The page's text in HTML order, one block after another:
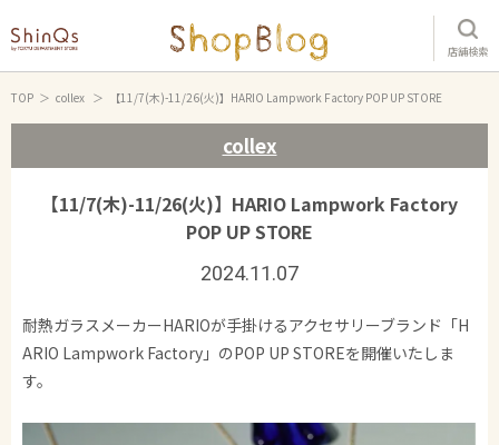
店舗検索
TOP collex 【11/7(木)-11/26(火)】HARIO Lampwork Factory POP UP STORE
collex
【11/7(木)-11/26(火)】HARIO Lampwork Factory
POP UP STORE
2024.11.07
耐熱ガラスメーカーHARIOが手掛けるアクセサリーブランド「H
ARIO Lampwork Factory」のPOP UP STOREを開催いたしま
す。